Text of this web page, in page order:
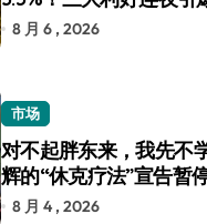
8 月 6 , 2026
市场
对不起胖东来，我先
辉的“休克疗法”宣告暂
8 月 4 , 2026